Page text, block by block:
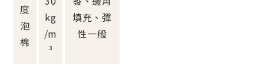
度
泡
棉
kg
/m
³
填充、彈
性一般